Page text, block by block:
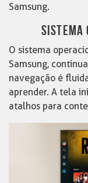
Samsung.
SISTEMA
O sistema
Samsung,
navegação é
aprender. A tela
atalhos para